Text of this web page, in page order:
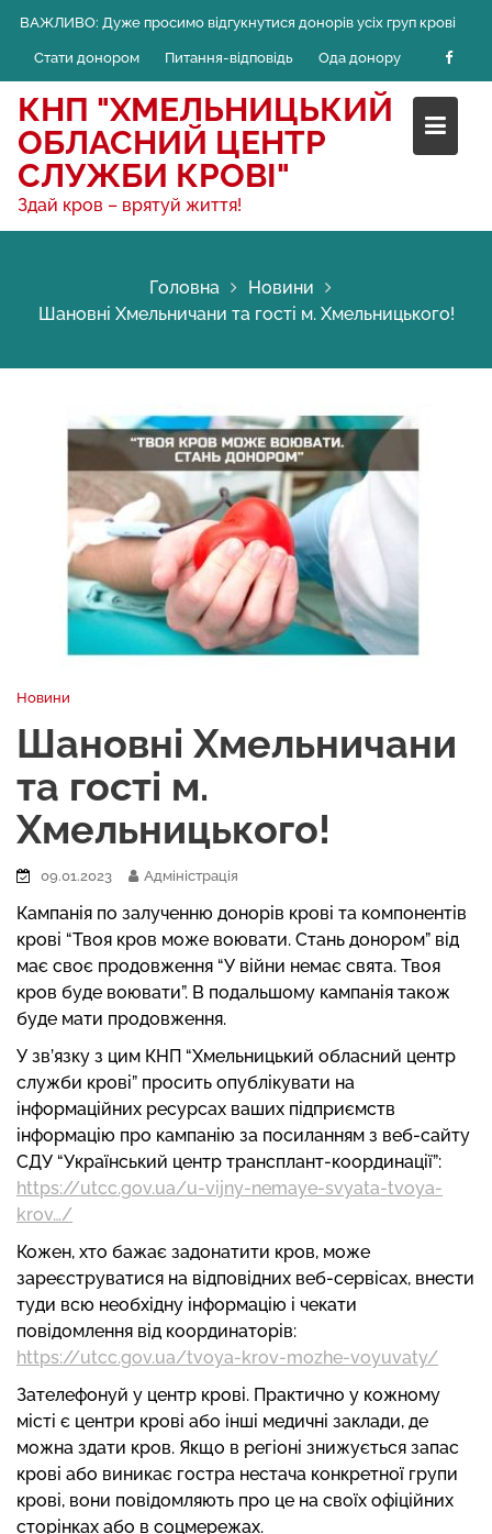
content
ВАЖЛИВО: Дуже просимо відгукнутися донорів усіх груп крові
Стати донором Питання-відповідь Ода донору
КНП "ХМЕЛЬНИЦЬКИЙ
ОБЛАСНИЙ ЦЕНТР
СЛУЖБИ КРОВІ"
Здай кров – врятуй життя!
Головна
Новини
Шановні Хмельничани та гості м. Хмельницького!
Новини
Шановні Хмельничани
та гості м.
Хмельницького!
09.01.2023 Адміністрація
Кампанія по залученню донорів крові та компонентів
крові “Твоя кров може воювати. Стань донором” від
має своє продовження “У війни немає свята. Твоя
кров буде воювати”. В подальшому кампанія також
буде мати продовження.
У зв’язку з цим КНП “Хмельницький обласний центр
служби крові” просить опублікувати на
інформаційних ресурсах ваших підприємств
інформацію про кампанію за посиланням з веб-сайту
СДУ “Український центр трансплант-координації”:
https://utcc.gov.ua/u-vijny-nemaye-svyata-tvoya-
krov…/
Кожен, хто бажає задонатити кров, може
зареєструватися на відповідних веб-сервісах, внести
туди всю необхідну інформацію і чекати
повідомлення від координаторів:
https://utcc.gov.ua/tvoya-krov-mozhe-voyuvaty/
Зателефонуй у центр крові. Практично у кожному
місті є центри крові або інші медичні заклади, де
можна здати кров. Якщо в регіоні знижується запас
крові або виникає гостра нестача конкретної групи
крові, вони повідомляють про це на своїх офіційних
сторінках або в соцмережах.